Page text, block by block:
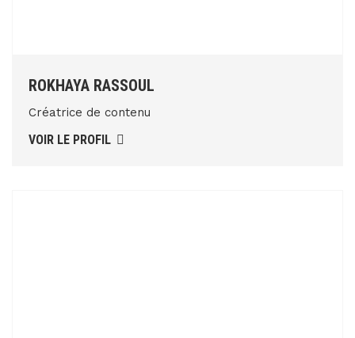
ROKHAYA RASSOUL
Créatrice de contenu
VOIR LE PROFIL